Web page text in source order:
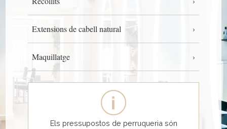
Extensions de cabell natural
Maquillatge
Els pressupostos de perruqueria són